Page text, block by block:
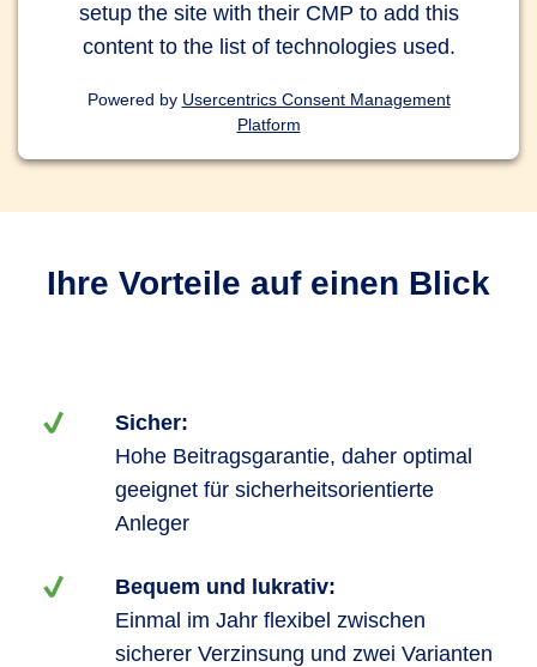
setup the site with their CMP to add this
content to the list of technologies used.
Powered by Usercentrics Consent Management
Platform
Ihre Vorteile auf einen Blick
Sicher:
Hohe Beitragsgarantie, daher optimal
geeignet für sicherheitsorientierte
Anleger
Bequem und lukrativ:
Einmal im Jahr flexibel zwischen
sicherer Verzinsung und zwei Varianten